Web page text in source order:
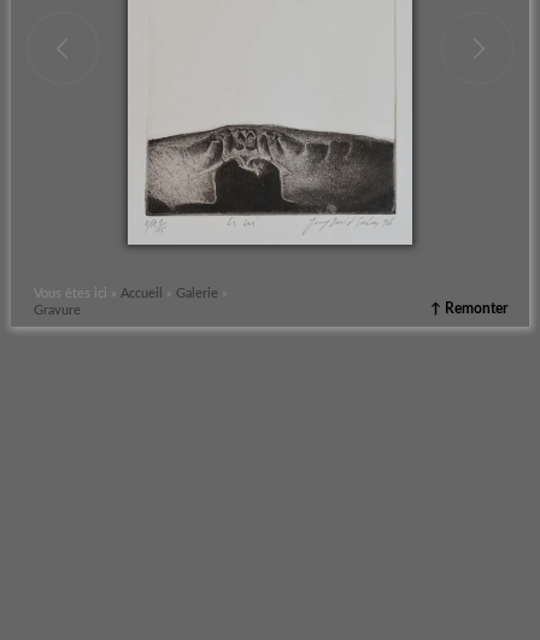
Vous êtes ici » Accueil » Galerie »
Gravure
↑ Remonter